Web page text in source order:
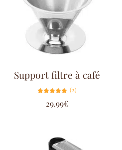
Support filtre à café
5.00
sur 5
(2)
29.99€